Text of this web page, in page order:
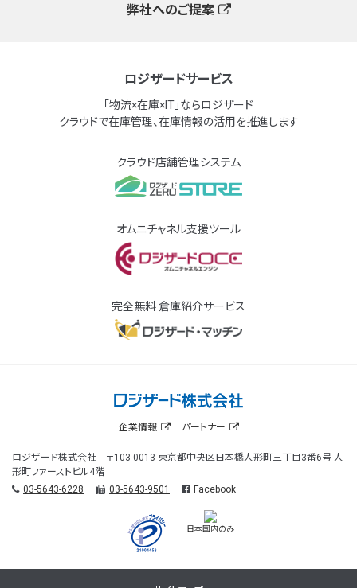
弊社へのご提案
ロジザードサービス
「物流×在庫×IT」ならロジザード
クラウドで在庫管理、在庫情報の活用を推進します
クラウド店舗管理システム
オムニチャネル支援ツール
完全無料 倉庫紹介サービス
企業情報 パートナー
ロジザード株式会社 〒103-0013 東京都中央区日本橋人形町三丁目3番6号 人
形町ファーストビル4階
03-5643-6228
03-5643-9501 Facebook
日本国内のみ